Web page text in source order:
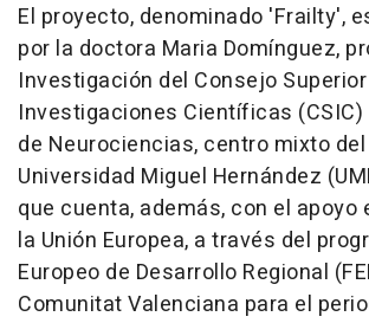
El proyecto, denominado 'Frailty',
por la doctora Maria Domínguez,
Investigación del Consejo
Investigaciones Científicas
de Neurociencias, centro mixto del
Universidad Miguel Hernández
que cuenta, además, con el apoyo
la Unión Europea, a través del
Europeo de Desarrollo Regional
Comunitat Valenciana para el